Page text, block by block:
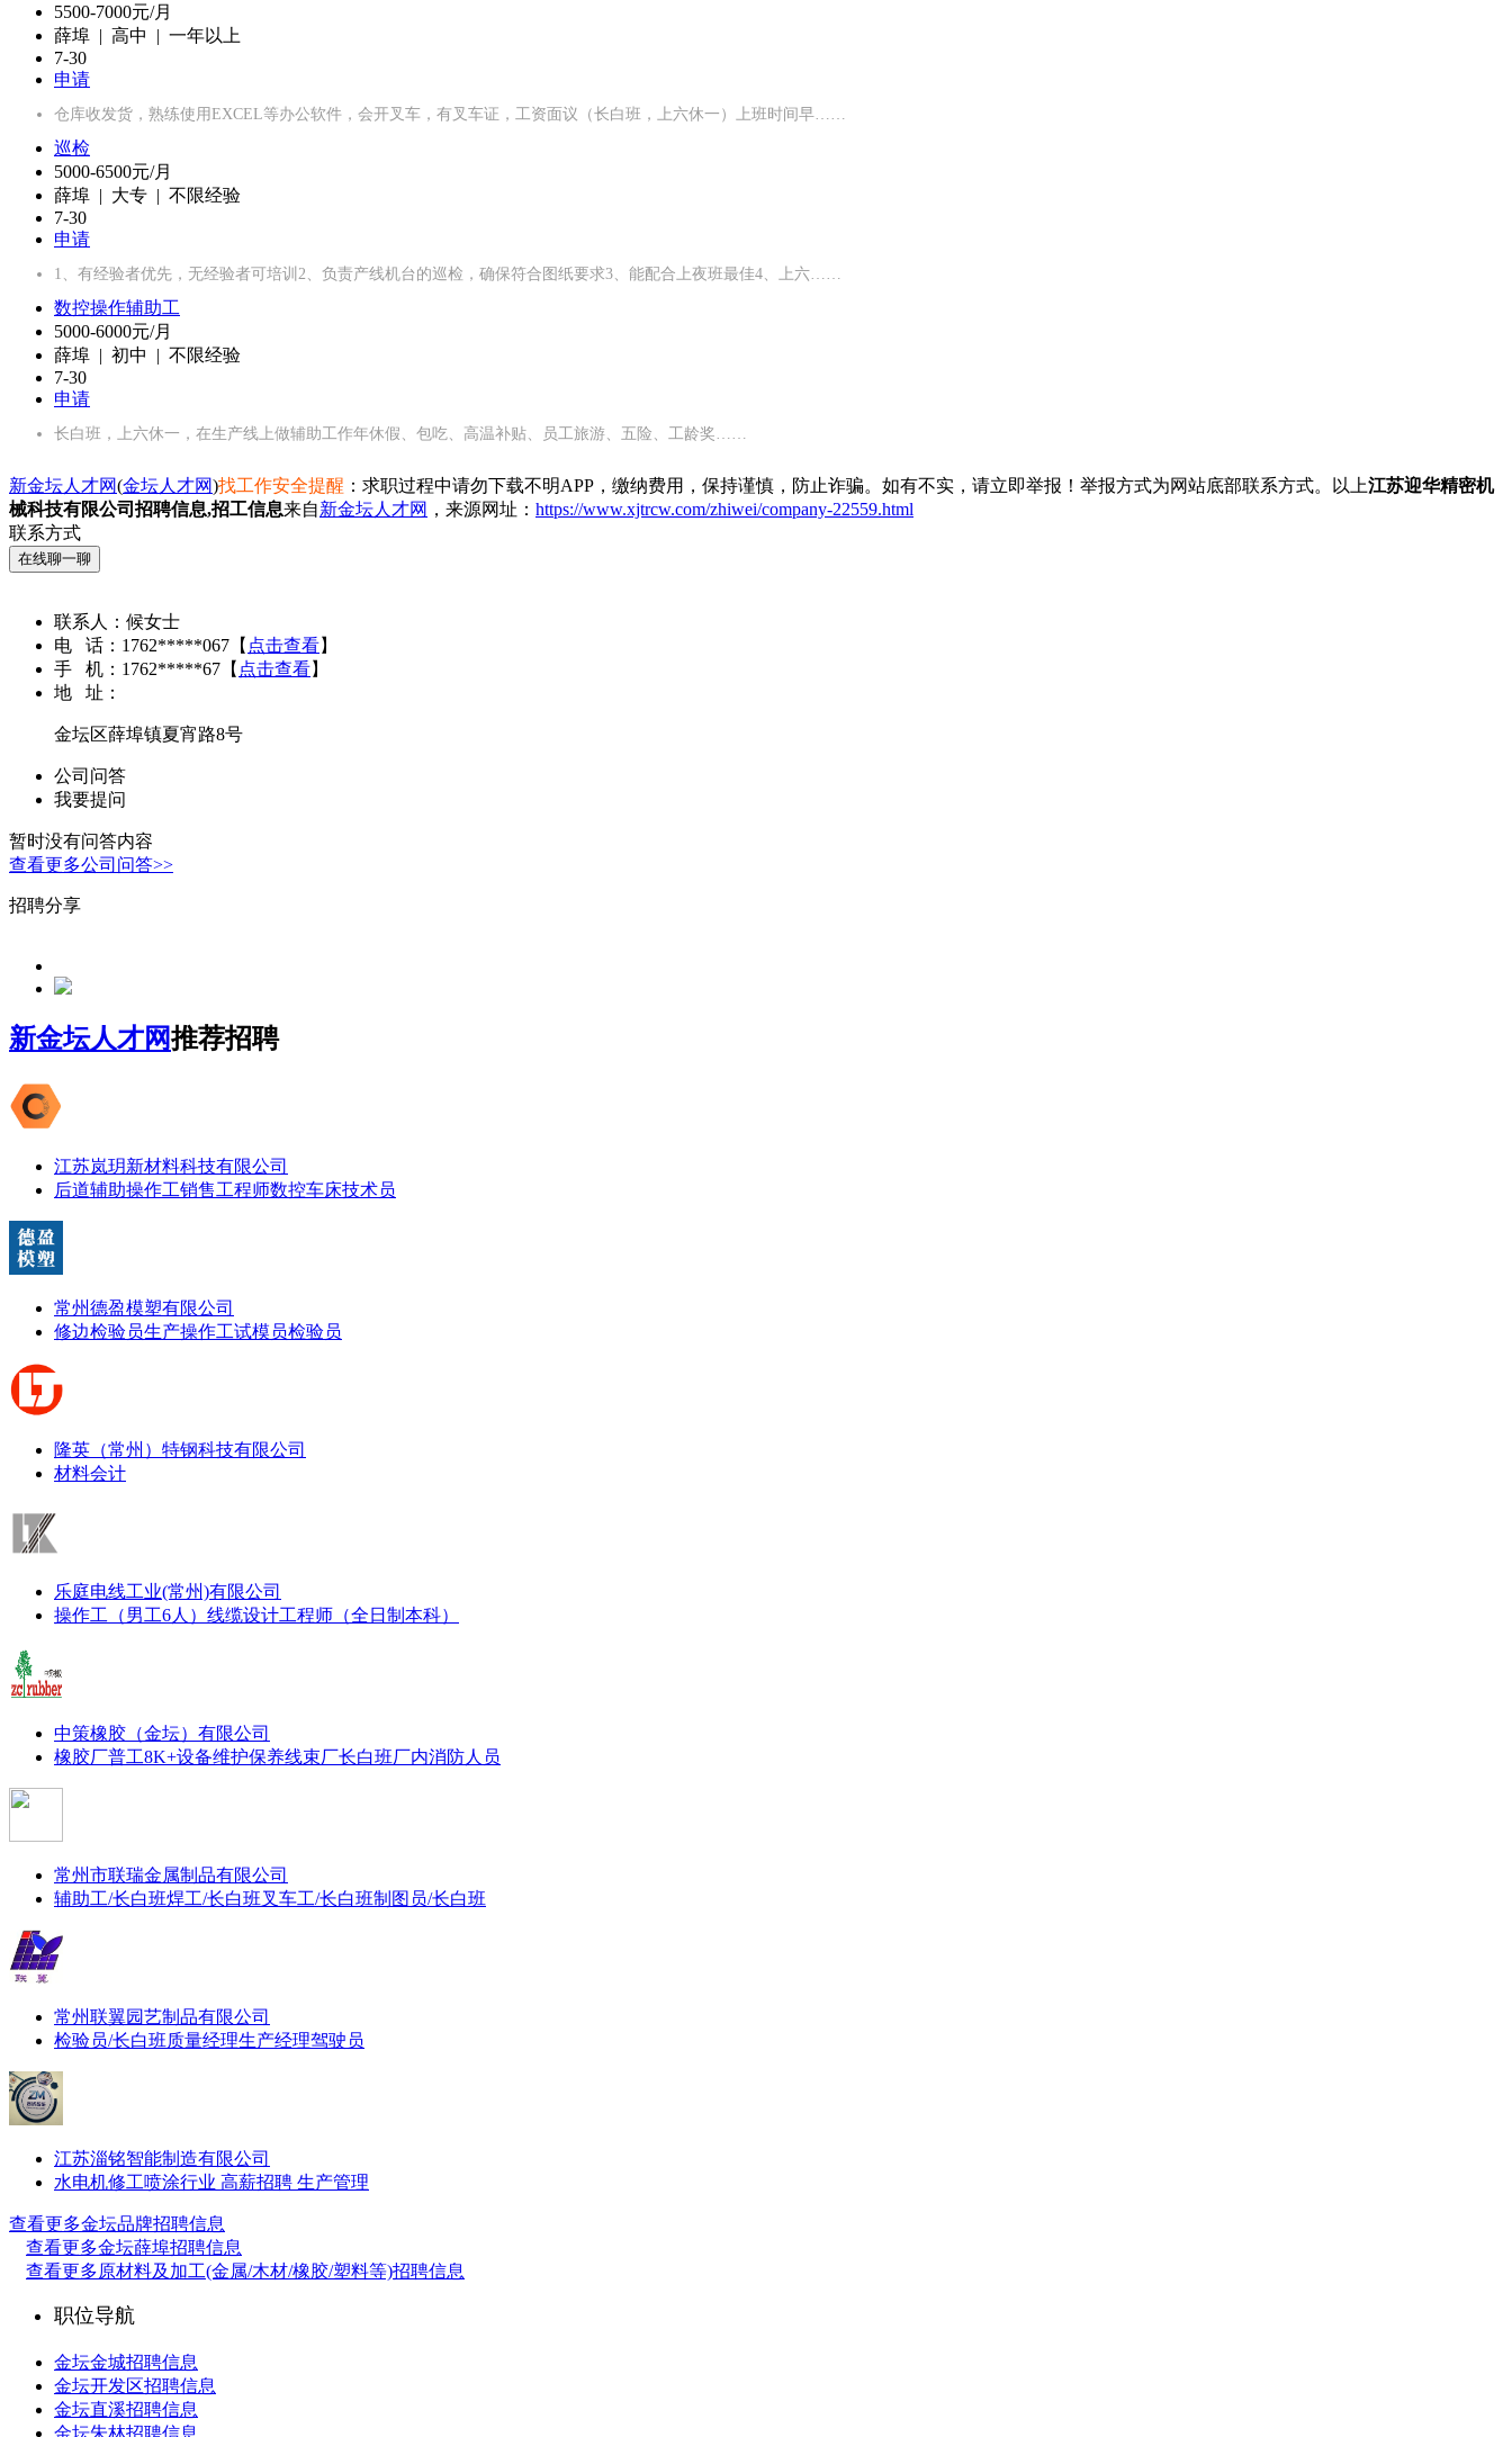
5500-7000元/月
薛埠 | 高中 | 一年以上
7-30
申请
仓库收发货，熟练使用EXCEL等办公软件，会开叉车，有叉车证，工资面议（长白班，上六休一）上班时间早……
巡检
5000-6500元/月
薛埠 | 大专 | 不限经验
7-30
申请
1、有经验者优先，无经验者可培训2、负责产线机台的巡检，确保符合图纸要求3、能配合上夜班最佳4、上六……
数控操作辅助工
5000-6000元/月
薛埠 | 初中 | 不限经验
7-30
申请
长白班，上六休一，在生产线上做辅助工作年休假、包吃、高温补贴、员工旅游、五险、工龄奖……
新金坛人才网(金坛人才网)找工作安全提醒 ：求职过程中请勿下载不明APP，缴纳费用，保持谨慎，防止诈骗。如有不实，请立即举报！举报方式为网站底部联系方式。以上江苏迎华精密机
械科技有限公司招聘信息,招工信息来自新金坛人才网 ，来源网址： https://www.xjtrcw.com/zhiwei/company-22559.html
联系方式
在线聊一聊
联系人： 候女士
电 话： 1762*****067 【 点击查看】
手 机： 1762*****67 【 点击查看】
地 址：
金坛区薛埠镇夏宵路8号
公司问答
我要提问
暂时没有问答内容
查看更多公司问答>>
招聘分享
新金坛人才网推荐招聘
江苏岚玥新材料科技有限公司
后道辅助操作工销售工程师数控车床技术员
常州德盈模塑有限公司
修边检验员生产操作工试模员检验员
隆英（常州）特钢科技有限公司
材料会计
乐庭电线工业(常州)有限公司
操作工（男工6人） 线缆设计工程师（全日制本科）
中策橡胶（金坛）有限公司
橡胶厂普工8K+设备维护保养线束厂长白班厂内消防人员
常州市联瑞金属制品有限公司
辅助工/长白班焊工/长白班叉车工/长白班制图员/长白班
常州联翼园艺制品有限公司
检验员/长白班质量经理生产经理驾驶员
江苏淄铭智能制造有限公司
水电机修工喷涂行业 高薪招聘 生产管理
查看更多金坛品牌招聘信息
查看更多金坛薛埠招聘信息
查看更多原材料及加工(金属/木材/橡胶/塑料等)招聘信息
职位导航
金坛金城招聘信息
金坛开发区招聘信息
金坛直溪招聘信息